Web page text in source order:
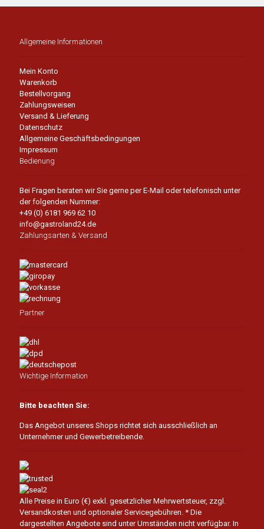
Allgemeine Informationen
Mein Konto
Warenkorb
Bestellvorgang
Zahlungsweisen
Versand & Lieferung
Datenschutz
Allgemeine Geschäftsbedingungen
Impressum
Bedienung
Bei Fragen beraten wir Sie gerne per E-Mail oder telefonisch unter
der folgenden Nummer:
+49 (0) 6181 969 62 10
info@gastroland24.de
Zahlungsarten & Versand
Partner
Wichtige Information
Bitte beachten Sie:
Das Angebot unseres Shops richtet sich ausschließlich an
Unternehmer und Gewerbetreibende.
Alle Preise in Euro (€) exkl. gesetzlicher Mehrwertsteuer, zzgl.
Versandkosten und optionaler Servicegebühren. * Die
dargestellten Angebote sind unter Umständen nicht verfügbar. In